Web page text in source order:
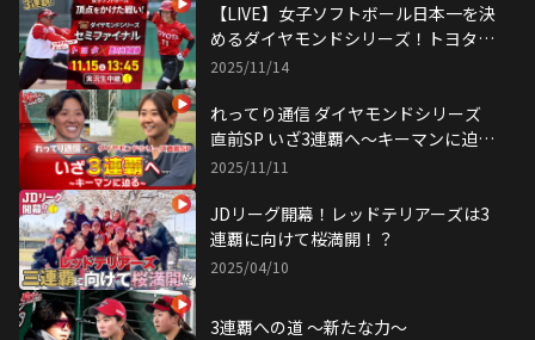
【LIVE】女子ソフトボール日本一を決
めるダイヤモンドシリーズ！トヨタvs
豊田自動織機（セミファイナル）
2025/11/14
れってり通信 ダイヤモンドシリーズ
直前SP いざ3連覇へ〜キーマンに迫
る〜
2025/11/11
JDリーグ開幕！レッドテリアーズは3
連覇に向けて桜満開！？
2025/04/10
3連覇への道 〜新たな力〜